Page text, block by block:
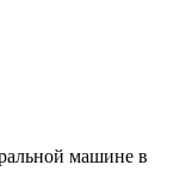
машине в